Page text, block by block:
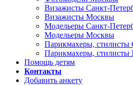
Визажисты Санкт-
Визажисты Москвы
Модельеры Санкт-
Модельеры Москвы
Парикмахеры,
Парикмахеры,
Помощь детям
Контакты
Добавить анкету